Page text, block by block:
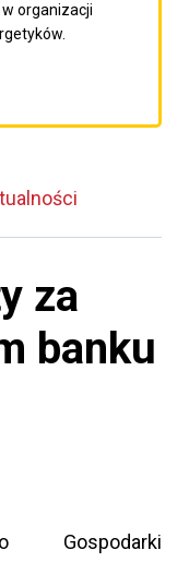
organizacji
do następnego
za
banku
Gospodarki